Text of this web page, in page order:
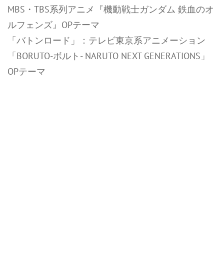
MBS・TBS系列アニメ『機動戦士ガンダム 鉄血のオ
ルフェンズ』OPテーマ
「バトンロード」：テレビ東京系アニメーション
「BORUTO-ボルト- NARUTO NEXT GENERATIONS」
OPテーマ